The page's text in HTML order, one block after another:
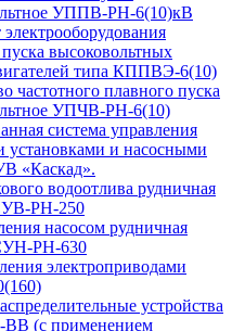
УППВ-РН-6(10)кВ
высоковольтных
типа КППВЭ-6(10)
частотного плавного пуска
УПЧВ-РН-6(10)
система управления
установками и насосными
«Каскад».
водоотлива рудничная
РН-250
насосом рудничная
РН-630
электроприводами
устройства
(с применением